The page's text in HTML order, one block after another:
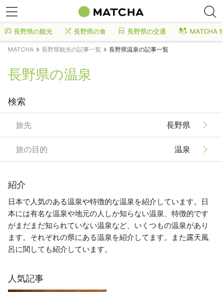
長野県の観光 長野県の食 長野県の交通 MATCHA
MATCHA 長野県観光の記事一覧 長野県温泉の記事一覧
長野県の温泉
検索
旅先 長野県
旅の目的 温泉
紹介
日本で人気のある温泉や特徴的な温泉を紹介しています。日
本には有名な温泉や地元の人しか知らない温泉、特徴的です
がまだまだ知られていない温泉など、いくつもの温泉があり
ます。それぞれの県にある温泉を紹介してます。また露天風
呂に関しても紹介しています。
人気記事